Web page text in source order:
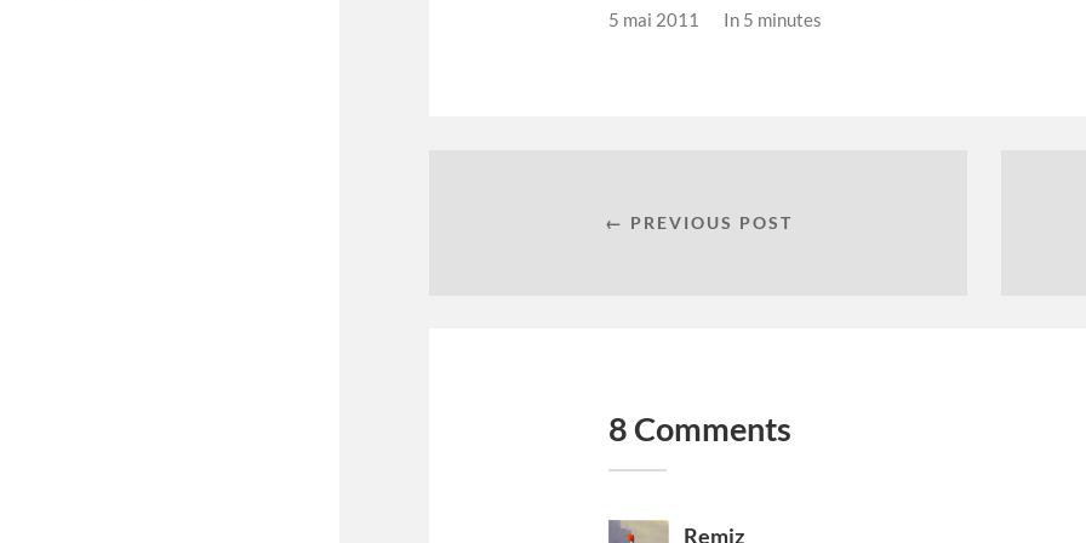
5 mai 2011 In 5 minutes
← PREVIOUS POST
8 Comments
Remiz